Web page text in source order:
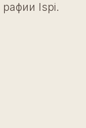
Ispi.